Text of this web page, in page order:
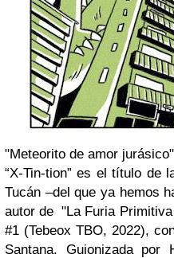
"Meteorito de amor jurásico"
“X-Tin-tion” es el título de
Tucán –del que ya hemos
autor de "La Furia
#1 (Tebeox TBO, 2022),
Santana. Guionizada